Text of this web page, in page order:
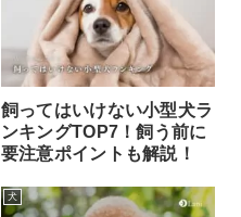
飼ってはいけない小型犬ラ
ンキングTOP7！飼う前に
要注意ポイントも解説！
犬